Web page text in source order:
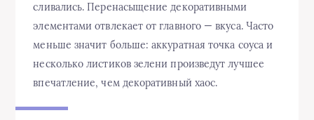
сливались. Перенасыщение декоративными
элементами отвлекает от главного — вкуса. Часто
меньше значит больше: аккуратная точка соуса и
несколько листиков зелени произведут лучшее
впечатление, чем декоративный хаос.